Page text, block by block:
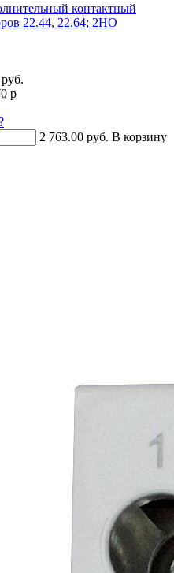
контактный
22.44, 22.64; 2НО
р
2 763.00 руб. В корзину